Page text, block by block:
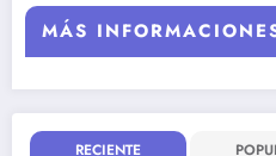
MÁS
RECIENTE